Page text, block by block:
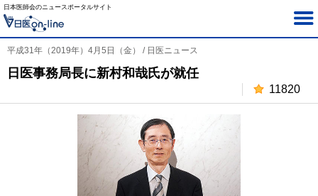
日本医師会のニュースポータルサイト
平成31年（2019年）4月5日（金） / 日医ニュース
日医事務局長に新村和哉氏が就任
11820